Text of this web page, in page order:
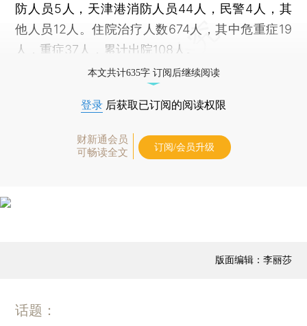
防人员5人，天津港消防人员44人，民警4人，其
他人员12人。住院治疗人数674人，其中危重症19
人，重症37人，累计出院108人。
本文共计635字 订阅后继续阅读
登录 后获取已订阅的阅读权限
财新通会员
可畅读全文
订阅/会员升级
版面编辑：李丽莎
话题：